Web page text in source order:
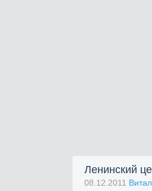
Ленинский
08.12.2011